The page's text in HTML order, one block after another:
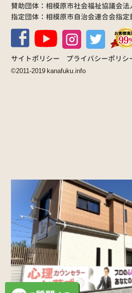
賛助団体：相模原市社会福祉協議会法
指定団体：相模原市自治会連合会指定
サイトポリシー プライバシーポリシ
©2011-2019 kanafuku.info